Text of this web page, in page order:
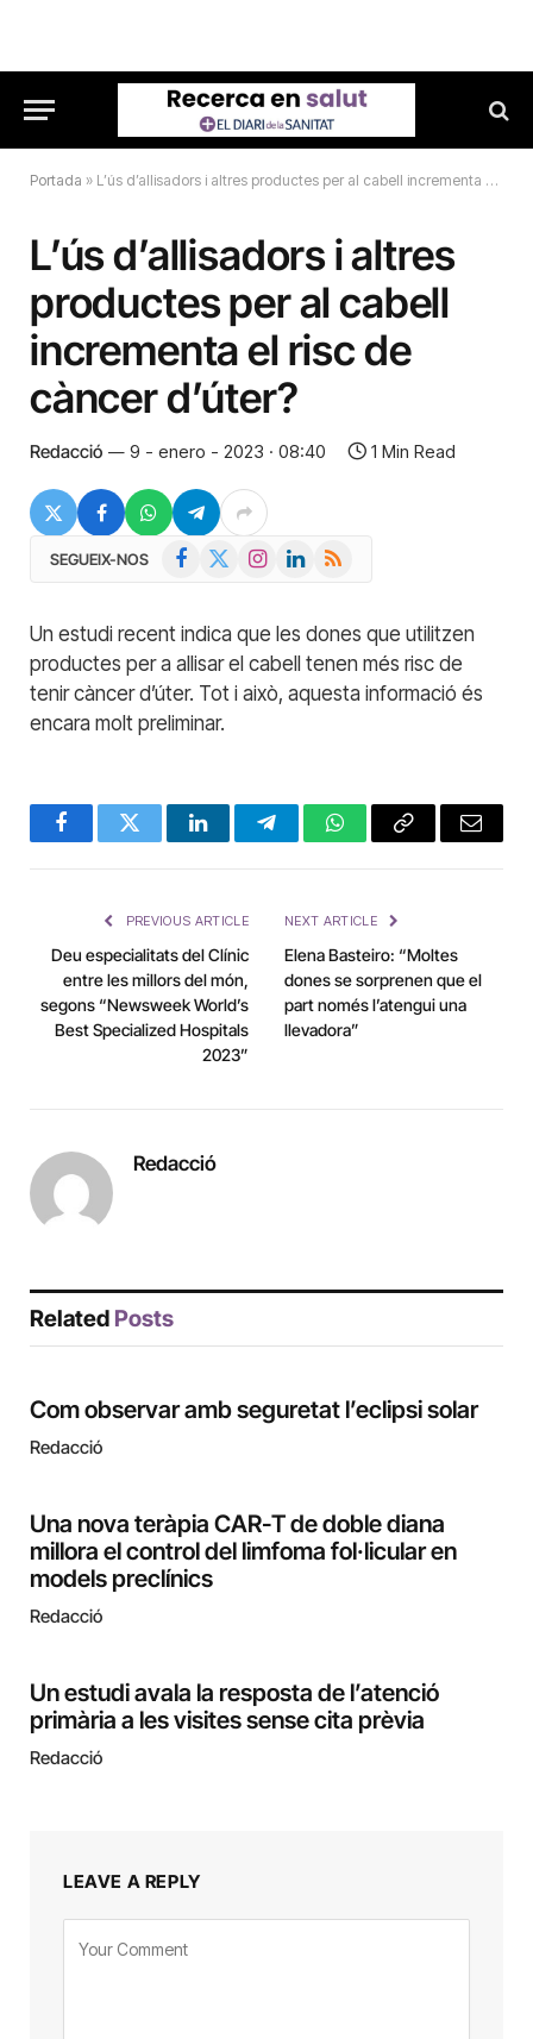
Portada » L’ús d’allisadors i altres productes per al cabell incrementa el risc de càncer d’úter?
L’ús d’allisadors i altres
productes per al cabell
incrementa el risc de
càncer d’úter?
Redacció 9 - enero - 2023 · 08:40 1 Min Read
SEGUEIX-NOS Facebook InstagramLinkedIn
RSS
Un estudi recent indica que les dones que utilitzen
productes per a allisar el cabell tenen més risc de
tenir càncer d’úter. Tot i això, aquesta informació és
encara molt preliminar.
FacebookTwitter LinkedInTelegramWhatsAppCopy
Email
PREVIOUS ARTICLE
Deu especialitats del Clínic
entre les millors del món,
segons “Newsweek World’s
Best Specialized Hospitals
2023”
NEXT ARTICLE
Elena Basteiro: “Moltes
dones se sorprenen que el
part només l’atengui una
llevadora”
Redacció
Related Posts
Com observar amb seguretat l’eclipsi solar
Redacció
Una nova teràpia CAR-T de doble diana
millora el control del limfoma fol·licular en
models preclínics
Redacció
Un estudi avala la resposta de l’atenció
primària a les visites sense cita prèvia
Redacció
LEAVE A REPLY